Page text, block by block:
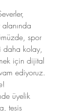
alanında
spor
daha kolay,
için dijital
ediyoruz.
üyelik
tesis